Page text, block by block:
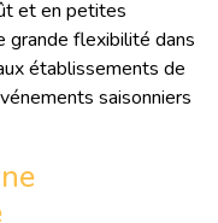
et en petites
grande flexibilité dans
établissements de
saisonniers